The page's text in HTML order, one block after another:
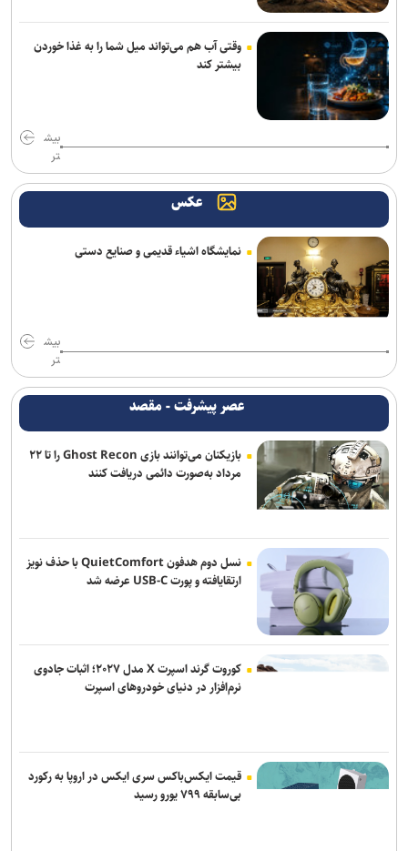
خبرنگاران دیده‌بانان آگاه جامعه هستند
همتی: رسانه‌ها، رکن اعتمادآفرین در نظام اقتصادی کشور
وزیر نفت: رسانه‌ها جلوه‌های ایثار کارکنان صنعت نفت را منعکس کردند
وقتی آب هم می‌تواند میل شما را به غذا خوردن
بیشتر کند
بیش
تر
عکس
نمایشگاه اشیاء قدیمی و صنایع دستی
بیش
تر
عصر پیشرفت - مقصد
بازیکنان می‌توانند بازی Ghost Recon را تا ۲۲
مرداد به‌صورت دائمی دریافت کنند
نسل دوم هدفون QuietComfort با حذف نویز
ارتقایافته و پورت USB-C عرضه شد
کوروت گرند اسپرت X مدل ۲۰۲۷؛ اثبات جادوی
نرم‌افزار در دنیای خودروهای اسپرت
قیمت ایکس‌باکس سری ایکس در اروپا به رکورد
بی‌سابقه ۷۹۹ یورو رسید